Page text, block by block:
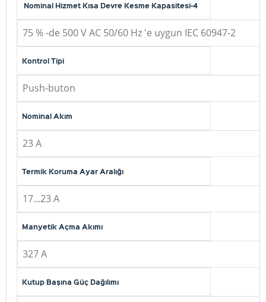
Nominal Hizmet Kısa Devre Kesme Kapasitesi-4
75 % -de 500 V AC 50/60 Hz 'e uygun IEC 60947-2
Kontrol Tipi
Push-buton
Nominal Akım
23 A
Termik Koruma Ayar Aralığı
17...23 A
Manyetik Açma Akımı
327 A
Kutup Başına Güç Dağılımı